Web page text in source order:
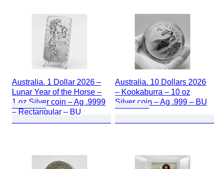
Australia. 1 Dollar 2026 –
Lunar Year of the Horse –
1 oz Silver coin – Ag .9999
– Rectangular – BU
Australia. 10 Dollars 2026
– Kookaburra – 10 oz
Silver coin – Ag .999 – BU